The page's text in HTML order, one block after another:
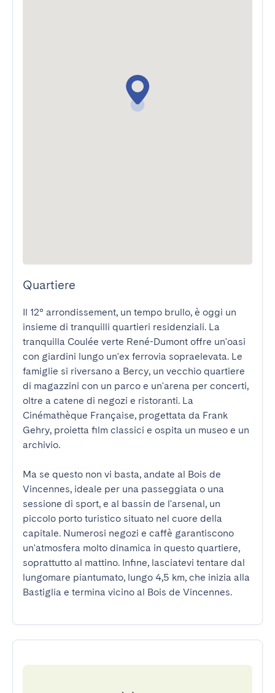
Quartiere
Il 12° arrondissement, un tempo brullo, è oggi un
insieme di tranquilli quartieri residenziali. La
tranquilla Coulée verte René-Dumont offre un'oasi
con giardini lungo un'ex ferrovia sopraelevata. Le
famiglie si riversano a Bercy, un vecchio quartiere
di magazzini con un parco e un'arena per concerti,
oltre a catene di negozi e ristoranti. La
Cinémathèque Française, progettata da Frank
Gehry, proietta film classici e ospita un museo e un
archivio.
Ma se questo non vi basta, andate al Bois de
Vincennes, ideale per una passeggiata o una
sessione di sport, e al bassin de l'arsenal, un
piccolo porto turistico situato nel cuore della
capitale. Numerosi negozi e caffè garantiscono
un'atmosfera molto dinamica in questo quartiere,
soprattutto al mattino. Infine, lasciatevi tentare dal
lungomare piantumato, lungo 4,5 km, che inizia alla
Bastiglia e termina vicino al Bois de Vincennes.